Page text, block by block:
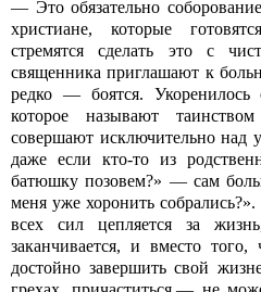
— Это обязательно
христиане, которые
стремятся сделать это с
священника приглашают к
редко — боятся. Укоренилось
которое называют
совершают исключительно
даже если кто-то из
батюшку позовем?» — сам
меня уже хоронить
всех сил цепляется за
заканчивается, и вместо
достойно завершить свой